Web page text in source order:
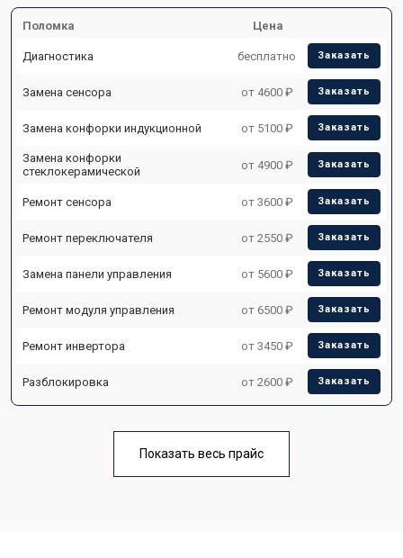
Поломка Цена
Диагностика бесплатно Заказать
Замена сенсора от 4600 ₽ Заказать
Замена конфорки индукционной от 5100 ₽ Заказать
Замена конфорки
стеклокерамической
от 4900 ₽ Заказать
Ремонт сенсора от 3600 ₽ Заказать
Ремонт переключателя от 2550 ₽ Заказать
Замена панели управления от 5600 ₽ Заказать
Ремонт модуля управления от 6500 ₽ Заказать
Ремонт инвертора от 3450 ₽ Заказать
Разблокировка от 2600 ₽ Заказать
Показать весь прайс